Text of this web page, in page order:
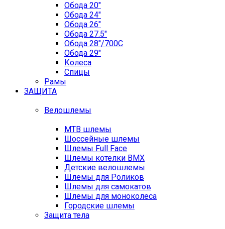
Обода 20"
Обода 24"
Обода 26"
Обода 27.5"
Обода 28"/700C
Обода 29"
Колеса
Спицы
Рамы
ЗАЩИТА
Велошлемы
MTB шлемы
Шоссейные шлемы
Шлемы Full Face
Шлемы котелки BMX
Детские велошлемы
Шлемы для Роликов
Шлемы для самокатов
Шлемы для моноколеса
Городские шлемы
Защита тела